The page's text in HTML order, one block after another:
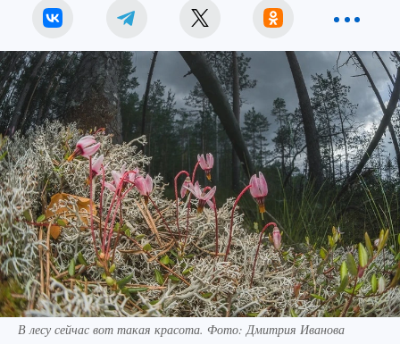
В лесу сейчас вот такая красота. Фото: Дмитрия Иванова